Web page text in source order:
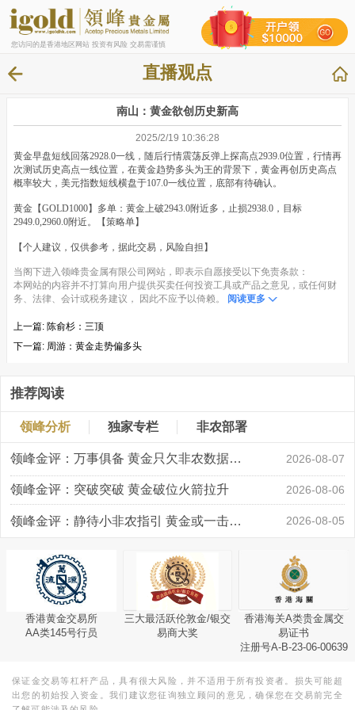
您访问的是香港地区网站 投资有风险 交易需谨慎
直播观点
南山：黄金欲创历史新高
2025/2/19 10:36:28
黄金早盘短线回落2928.0一线，随后行情震荡反弹上探高点2939.0位置，行情再
次测试历史高点一线位置，在黄金趋势多头为王的背景下，黄金再创历史高点
概率较大，美元指数短线横盘于107.0一线位置，底部有待确认。
黄金【GOLD1000】多单：黄金上破2943.0附近多，止损2938.0，目标
2949.0,2960.0附近。【策略单】
【个人建议，仅供参考，据此交易，风险自担】
当阁下进入领峰贵金属有限公司网站，即表示自愿接受以下免责条款：
本网站的内容并不打算向用户提供买卖任何投资工具或产品之意见，或任何财
务、法律、会计或税务建议， 因此不应予以倚赖。
阅读更多
上一篇: 陈俞杉：三顶
下一篇: 周游：黄金走势偏多头
推荐阅读
领峰分析 独家专栏 非农部署
领峰金评：万事俱备 黄金只欠非农数据“东风” 2026-08-07
领峰金评：突破突破 黄金破位火箭拉升 2026-08-06
领峰金评：静待小非农指引 黄金或一击破局 2026-08-05
香港黄金交易所
AA类145号行员
三大最活跃伦敦金/银交
易商大奖
香港海关A类贵金属交
易证书
注册号A-B-23-06-00639
保证金交易等杠杆产品，具有很大风险，并不适用于所有投资者。损失可能超
出您的初始投入资金。我们建议您征询独立顾问的意见，确保您在交易前完全